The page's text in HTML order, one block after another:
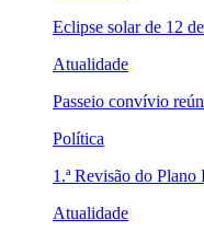
Eclipse solar de 12
Atualidade
Passeio convívio
Política
1.ª Revisão do
Atualidade